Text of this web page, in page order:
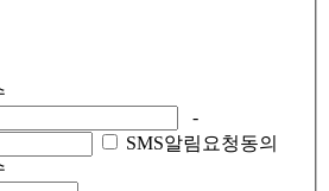
-
SMS알림요청동의